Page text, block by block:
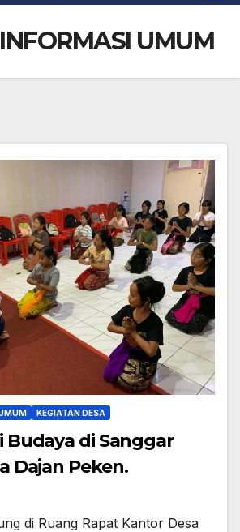
INFORMASI UMUM
KEGIATAN DESA
Budaya di Sanggar
Dajan Peken.
di Ruang Rapat Kantor Desa